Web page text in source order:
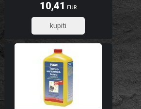
10,41 EUR
8,33